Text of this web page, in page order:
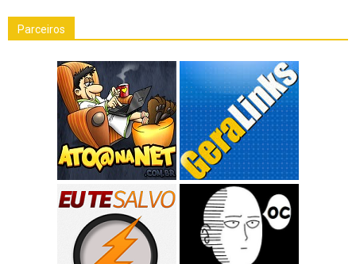
Parceiros